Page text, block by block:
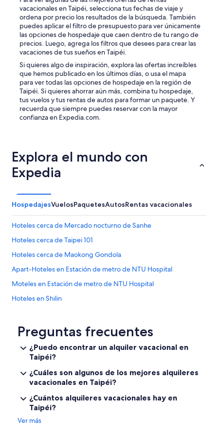
vacacionales en Taipéi, selecciona tus fechas de viaje y
ordena por precio los resultados de la búsqueda. También
puedes aplicar el filtro de presupuesto para ver únicamente
las opciones de hospedaje que caen dentro de tu rango de
precios. Luego, agrega los filtros que desees para crear las
vacaciones de tus sueños en Taipéi.
Si quieres algo de inspiración, explora las ofertas increíbles
que hemos publicado en los últimos días, o usa el mapa
para ver todas las opciones de hospedaje en la región de
Taipéi. Si quieres ahorrar aún más, combina tu hospedaje,
tus vuelos y tus rentas de autos para formar un paquete. Y
recuerda que siempre puedes reservar con la mayor
confianza en Expedia.com.
Explora el mundo con
Expedia
HospedajesVuelosPaquetesAutosRentas vacacionales
Hoteles cerca de Mercado nocturno de Sanhe
Hoteles cerca de Taipei 101
Hoteles cerca de Maokong Gondola
Apart-Hoteles en Estación de metro de NTU Hospital
Moteles en Estación de metro de NTU Hospital
Hoteles en Shilin
Hoteles cerca de Estación de metro Taipei Arena
Apartamentos en Estación principal de Taipéi
Hoteles de lujo en Nangang
Hoteles 4 estrellas en Daan
Hoteles con spa en Daan
Preguntas frecuentes
¿Puedo encontrar un alquiler vacacional en
Taipéi?
¿Cuáles son algunos de los mejores alquileres
vacacionales en Taipéi?
¿Cuántos alquileres vacacionales hay en
Taipéi?
Ver más